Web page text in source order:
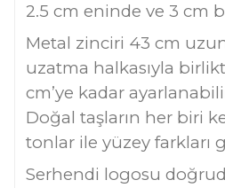
2.5 cm eninde ve 3 cm
Metal zinciri 43 cm
uzatma halkasıyla
cm’ye kadar
Doğal taşların her biri
tonlar ile yüzey farkları
Serhendi logosu